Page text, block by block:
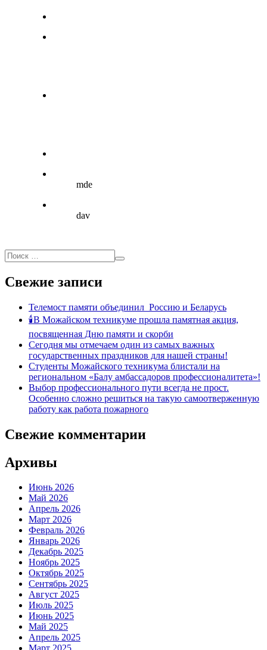
mde
dav
Свежие записи
Телемост памяти объединил Россию и Беларусь
🕯В Можайском техникуме прошла памятная акция,
посвященная Дню памяти и скорби
Сегодня мы отмечаем один из самых важных
государственных праздников для нашей страны!
Студенты Можайского техникума блистали на
региональном «Балу амбассадоров профессионалитета»!
Выбор профессионального пути всегда не прост.
Особенно сложно решиться на такую самоотверженную
работу как работа пожарного
Свежие комментарии
Архивы
Июнь 2026
Май 2026
Апрель 2026
Март 2026
Февраль 2026
Январь 2026
Декабрь 2025
Ноябрь 2025
Октябрь 2025
Сентябрь 2025
Август 2025
Июль 2025
Июнь 2025
Май 2025
Апрель 2025